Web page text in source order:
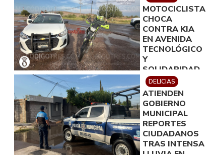
MOTOCICLISTA
CHOCA
CONTRA KIA
EN AVENIDA
TECNOLÓGICO
Y
SOLIDARIDAD
DELICIAS
ATIENDEN
GOBIERNO
MUNICIPAL
REPORTES
CIUDADANOS
TRAS INTENSA
LLUVIA EN